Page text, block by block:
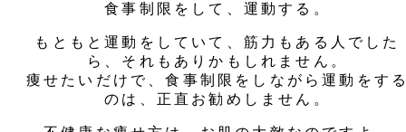
食事制限をして、運動する。
もともと運動をしていて、筋力もある人でした
ら、それもありかもしれません。
痩せたいだけで、食事制限をしながら運動をす
のは、正直お勧めしません。